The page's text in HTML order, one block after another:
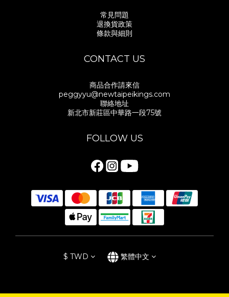
常見問題
退換貨政策
條款與細則
CONTACT US
商品合作請來信
peggyyu@newtaipeikings.com
聯絡地址
新北市新莊區中華路一段75號
FOLLOW US
$ TWD 繁體中文